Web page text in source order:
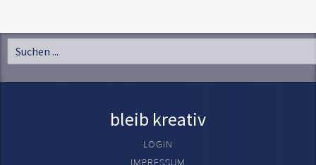
bleib kreativ
LOGIN
IMPRESSUM